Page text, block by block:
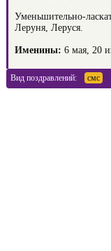
Уменьшительно-
Леруня, Леруся.
Именины: 6 мая, 20
Вид поздравлений: смс